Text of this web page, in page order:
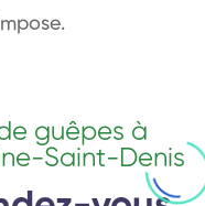
guêpes à
Saint-Denis